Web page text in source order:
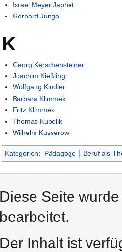
Israel Meyer Japhet
Gerhard Junge
K
Georg Kerschensteiner
Joachim Kießling
Wolfgang Kindler
Barbara Klimmek
Fritz Klimmek
Thomas Kubelik
Wilhelm Kusserow
Kategorien: Pädagoge Beruf als
Diese Seite
bearbeitet.
Der Inhalt ist